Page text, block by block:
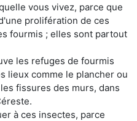
vous vivez, parce que
prolifération de ces
fourmis ; elles sont partout
les refuges de fourmis
lieux comme le plancher ou
fissures des murs, dans
à ces insectes, parce